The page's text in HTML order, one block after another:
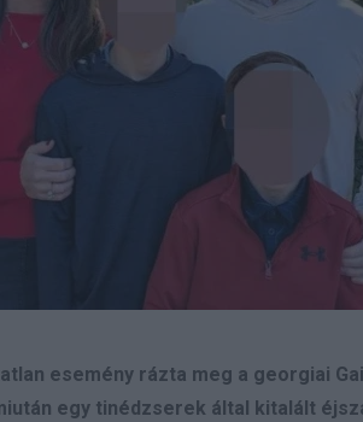
esemény rázta meg a georgiai
egy tinédzserek által kitalált